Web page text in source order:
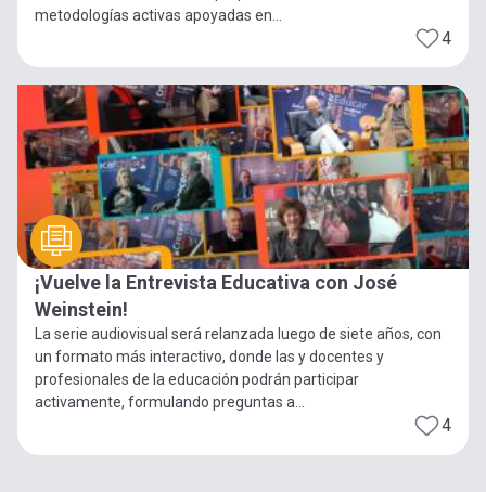
metodologías activas apoyadas en...
4
¡Vuelve la Entrevista Educativa con José
Weinstein!
La serie audiovisual será relanzada luego de siete años, con
un formato más interactivo, donde las y docentes y
profesionales de la educación podrán participar
activamente, formulando preguntas a...
4